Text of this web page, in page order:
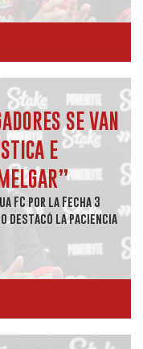
SE VAN
E
FC por la Fecha 3
destacó la paciencia